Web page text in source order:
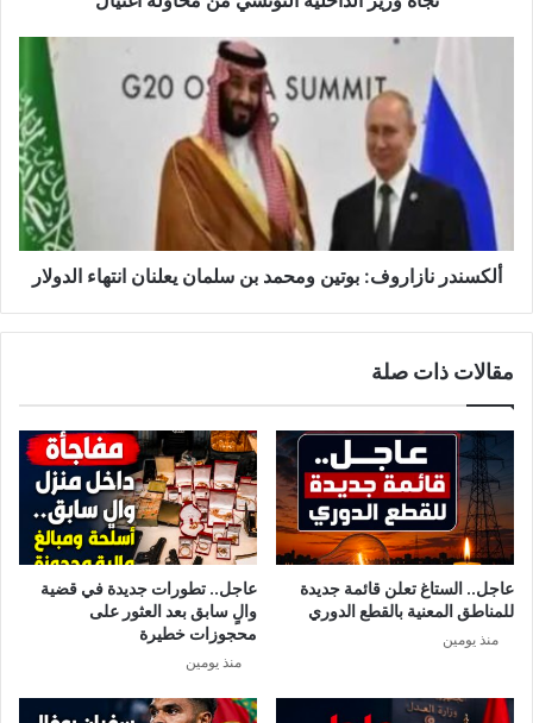
سلمان
يعلنان
انتهاء
الدولار
ألكسندر نازاروف: بوتين ومحمد بن سلمان يعلنان انتهاء الدولار
مقالات ذات صلة
عاجل.. الستاغ تعلن قائمة جديدة
للمناطق المعنية بالقطع الدوري
منذ يومين
عاجل.. تطورات جديدة في قضية
والٍ سابق بعد العثور على
محجوزات خطيرة
منذ يومين